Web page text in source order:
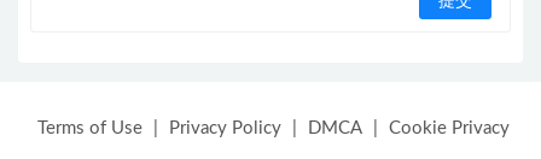
Terms of Use Privacy Policy DMCA Cookie Privacy